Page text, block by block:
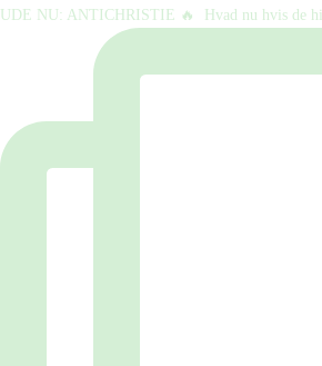
UDE NU: ANTICHRISTIE 🔥⁠ ⁠ Hvad nu hvis de